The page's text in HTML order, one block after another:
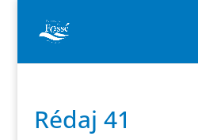
Rédaj 41